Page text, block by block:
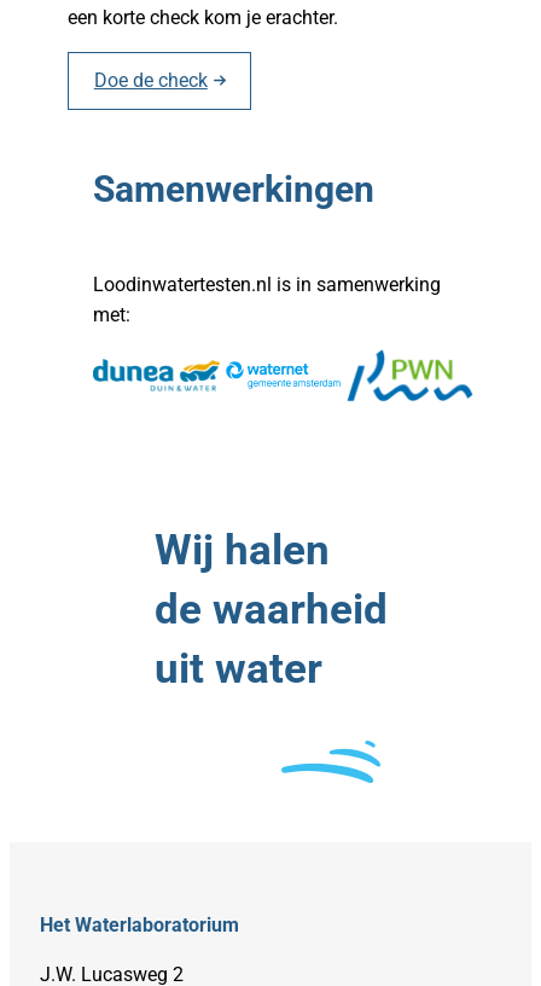
een korte check kom je erachter.
Doe de check
Samenwerkingen
Loodinwatertesten.nl is in samenwerking
met:
Wij halen
de waarheid
uit water
Het Waterlaboratorium
J.W. Lucasweg 2